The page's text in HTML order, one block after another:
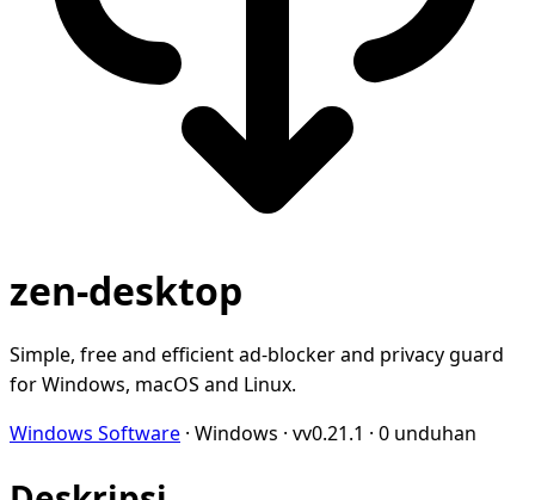
zen-desktop
Simple, free and efficient ad-blocker and privacy guard
for Windows, macOS and Linux.
Windows Software · Windows · vv0.21.1 · 0 unduhan